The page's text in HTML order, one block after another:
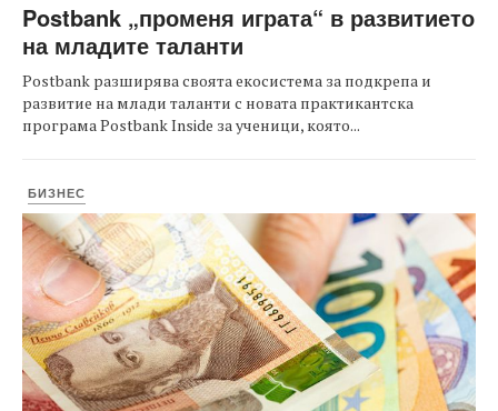
Postbank „променя играта“ в развитието
на младите таланти
Postbank разширява своята екосистема за подкрепа и
развитие на млади таланти с новата практикантска
програма Postbank Inside за ученици, която...
БИЗНЕС